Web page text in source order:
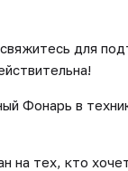
для
Фонарь в
на тех, кто